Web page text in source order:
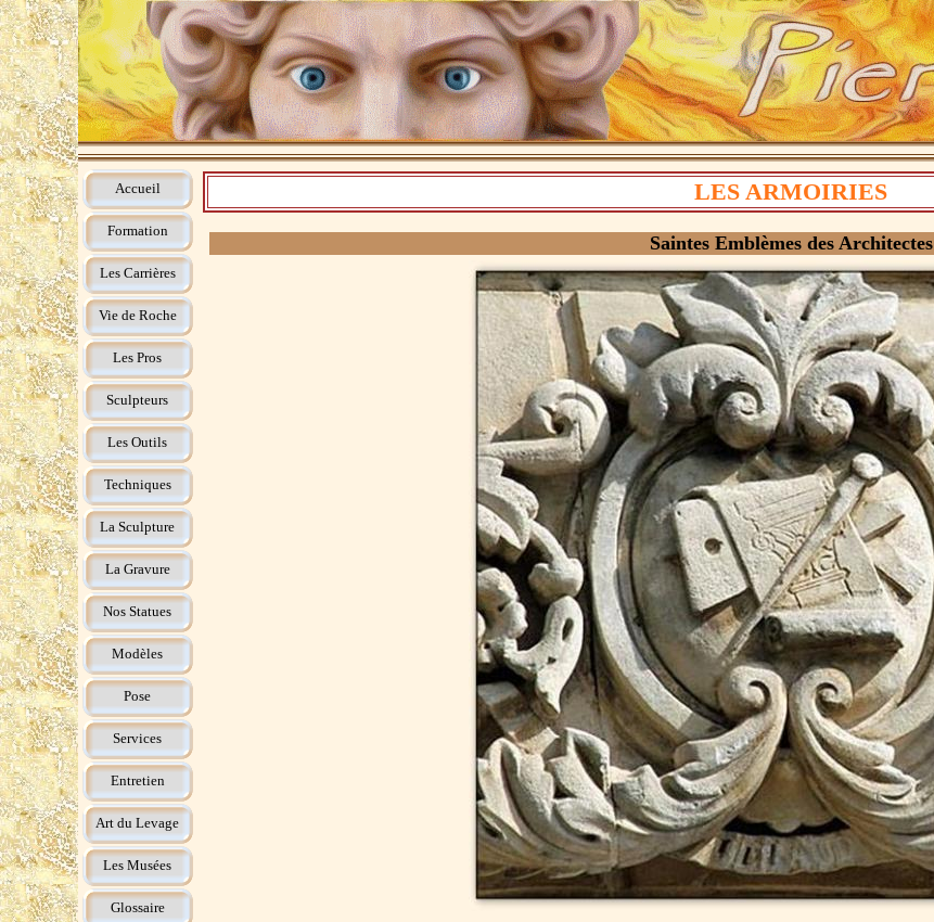
Accueil
Formation
Les Carrières
Vie de Roche
Les Pros
Sculpteurs
Les Outils
Techniques
La Sculpture
La Gravure
Nos Statues
Modèles
Pose
Services
Entretien
Art du Levage
Les Musées
Glossaire
LES ARMOIRIES
Saintes Emblèmes des Architectes